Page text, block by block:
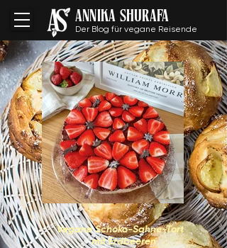
Der Blog für vegane Reisende
ANNIKA SHURAFA
Vegane Schoko-Sahne-Torte
mit Erdbeeren